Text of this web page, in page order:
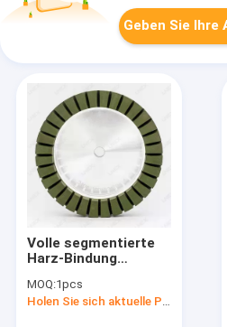
Geben Sie Ihre
Volle segmentierte
Harz-Bindung
Wheel Glass
Processing
MOQ:1pcs
Holen Sie sich aktuelle Preis